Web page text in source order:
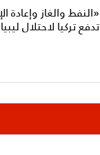
تدفع تركيا لاحتلال ليبيا